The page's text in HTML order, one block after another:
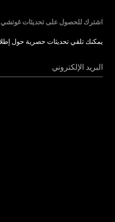
اشترك للحصول على تحديثات غوتشي
يمكنك تلقي تحديثات حصرية حول
البريد الإلكتروني